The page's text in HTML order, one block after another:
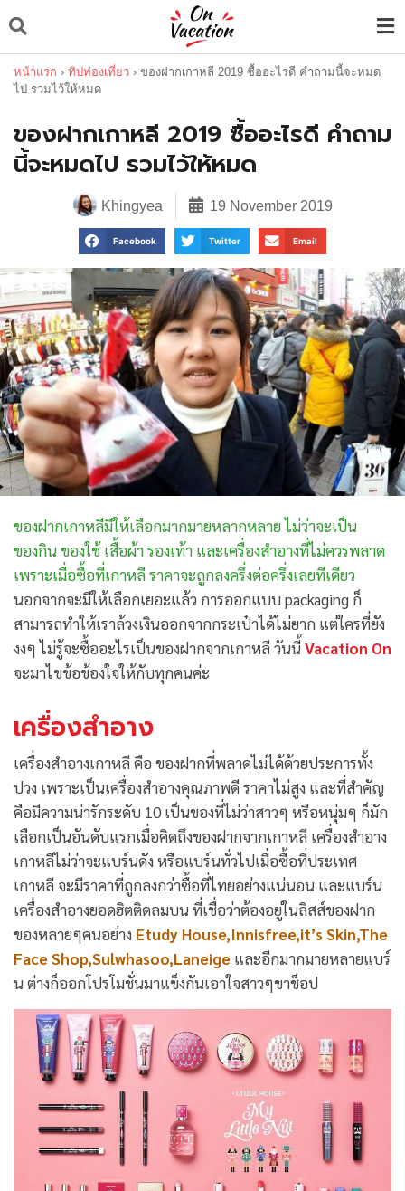
หน้าแรก › ทิปท่องเที่ยว › ของฝากเกาหลี 2019 ซื้ออะไรดี คำถามนี้จะหมด
ไป รวมไว้ให้หมด
ของฝากเกาหลี 2019 ซื้ออะไรดี คำถาม
นี้จะหมดไป รวมไว้ให้หมด
Khingyea 19 November 2019
Facebook Twitter Email
ของฝากเกาหลีมีให้เลือกมากมายหลากหลาย ไม่ว่าจะเป็น
ของกิน ของใช้ เสื้อผ้า รองเท้า และเครื่องสำอางที่ไม่ควรพลาด
เพราะเมื่อซื้อที่เกาหลี ราคาจะถูกลงครึ่งต่อครึ่งเลยทีเดียว
นอกจากจะมีให้เลือกเยอะแล้ว การออกแบบ packaging ก็
สามารถทำให้เราล้วงเงินออกจากกระเป๋าได้ไม่ยาก แต่ใครที่ยัง
งงๆ ไม่รู้จะซื้ออะไรเป็นของฝากจากเกาหลี วันนี้Vacation On
จะมาไขข้อข้องใจให้กับทุกคนค่ะ
เครื่องสำอาง
เครื่องสำอางเกาหลี คือ ของฝากที่พลาดไม่ได้ด้วยประการทั้ง
ปวง เพราะเป็นเครื่องสำอางคุณภาพดี ราคาไม่สูง และที่สำคัญ
คือมีความน่ารักระดับ 10 เป็นของที่ไม่ว่าสาวๆ หรือหนุ่มๆ ก็มัก
เลือกเป็นอันดับแรกเมื่อคิดถึงของฝากจากเกาหลี เครื่องสำอาง
เกาหลีไม่ว่าจะแบร์นดัง หรือแบร์นทั่วไปเมื่อซื้อที่ประเทศ
เกาหลี จะมีราคาที่ถูกลงกว่าซื้อที่ไทยอย่างแน่นอน และแบร์น
เครื่องสำอางยอดฮิตติดลมบน ที่เชื่อว่าต้องอยู่ในลิสส์ของฝาก
ของหลายๆคนอย่าง Etudy House,Innisfree,it’s Skin,The
Face Shop,Sulwhasoo,Laneige และอีกมากมายหลายแบร์
น ต่างก็ออกโปรโมชั่นมาแข็งกันเอาใจสาวๆขาช็อป